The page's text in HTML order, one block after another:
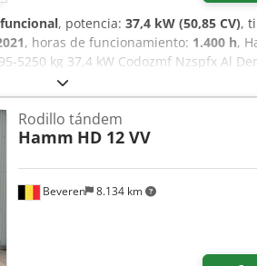
, potencia: 37,4 kW (50,85 CV),
, horas de funcionamiento: 1.400 h,
5250 kg 37,4 kW Codozmf Nzspfx Al
Asiento calefactado Ancho de trabajo
Beveren 8.134 km
Rodillo tándem
Hamm HD 12 VV